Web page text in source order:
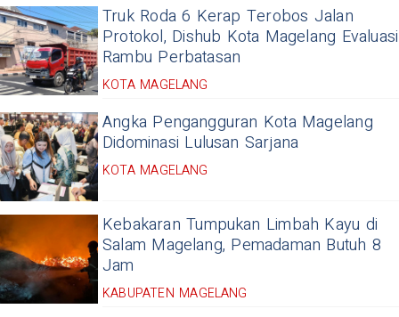
Truk Roda 6 Kerap Terobos Jalan
Protokol, Dishub Kota Magelang Evaluasi
Rambu Perbatasan
KOTA MAGELANG
Angka Pengangguran Kota Magelang
Didominasi Lulusan Sarjana
KOTA MAGELANG
Kebakaran Tumpukan Limbah Kayu di
Salam Magelang, Pemadaman Butuh 8
Jam
KABUPATEN MAGELANG